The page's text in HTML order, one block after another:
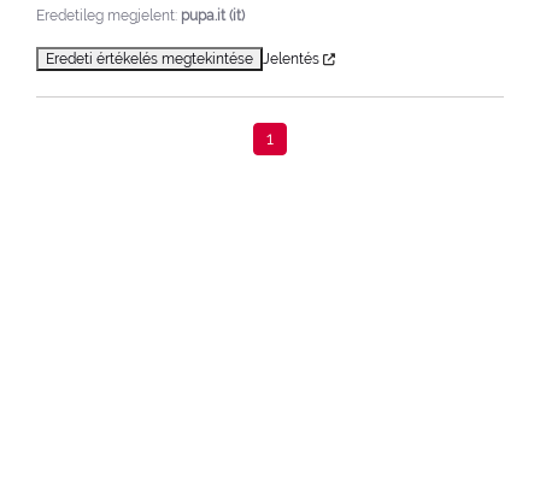
Eredetileg megjelent: pupa.it (it)
Eredeti értékelés megtekintése Jelentés
1